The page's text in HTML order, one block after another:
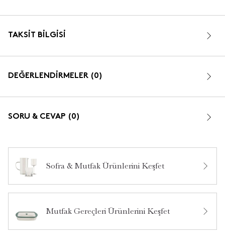
TAKSIT BILGISI
DEĞERLENDİRMELER (0)
SORU & CEVAP (0)
Bu ürün hakkında daha önce hiç soru sorulmamış.
Sofra & Mutfak Ürünlerini Keşfet
Mutfak Gereçleri Ürünlerini Keşfet